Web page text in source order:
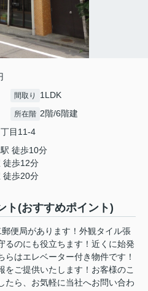
間取り 1LDK
所在階 2階/6階建
丁目11-4
駅 徒歩10分
徒歩12分
徒歩20分
ト(おすすめポイント)
便局があります！外観タイル張
るのにも役立ちます！近くに始発
はエレベーター付き物件です！
をご提供いたします！お客様のこ
たら、お気軽に当社へお問い合わ